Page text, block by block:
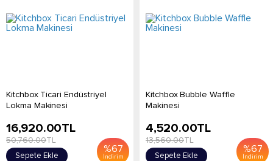
Kitchbox Ticari Endüstriyel
Lokma Makinesi
%67
İndirim
16,920.00TL
50,760.00TL
Sepete Ekle
Kitchbox Bubble Waffle
Makinesi
%67
İndirim
4,520.00TL
13,560.00TL
Sepete Ekle